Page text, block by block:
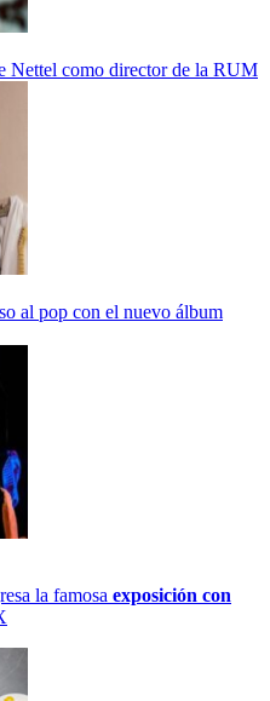
Nettel como director de la RUM
al pop con el nuevo álbum
la famosa exposición con